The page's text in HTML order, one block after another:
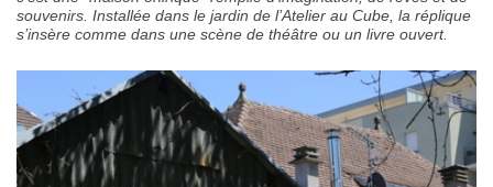
souvenirs. Installée dans le jardin de l’Atelier au Cube, la réplique
s’insère comme dans une scène de théâtre ou un livre ouvert.